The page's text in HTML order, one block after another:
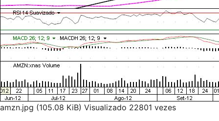
amzn.jpg (105.08 KiB) Visualizado 22801 vezes